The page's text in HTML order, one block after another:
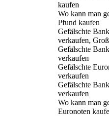
kaufen
Wo kann man
Pfund kaufen
Gefälschte
verkaufen,
Gefälschte
verkaufen
Gefälschte
verkaufen
Gefälschte
verkaufen
Wo kann man
Euronoten